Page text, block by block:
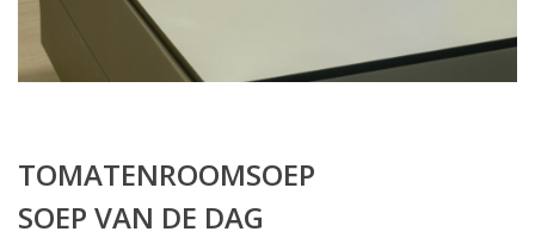
TOMATENROOMSOEP
SOEP VAN DE DAG